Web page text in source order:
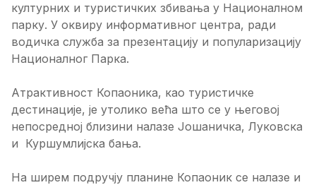
културних и туристичких збивања у Националном
парку. У оквиру информативног центра, ради
водичка служба за презентацију и популаризацију
Националног Парка.
Атрактивност Копаоника, као туристичке
дестинације, је утолико већа што се у његовој
непосредној близини налазе Јошаничка, Луковска
и Куршумлијска бања.
На ширем подручју планине Копаоник се налазе и